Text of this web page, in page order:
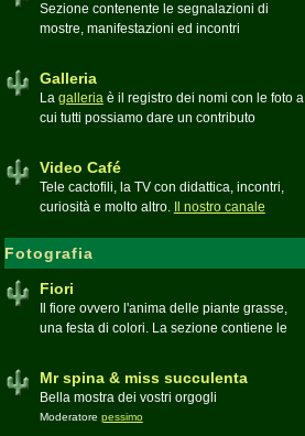
Sezione contenente le segnalazioni di
mostre, manifestazioni ed incontri
Galleria
La galleriaè il registro dei nomi con le foto a
cui tutti possiamo dare un contributo
spazio discutiamo SOLO di errori,
inesattezze, idee e altro inerenti l'argomento
Video Café
Tele cactofili, la TV con didattica, incontri,
curiosità e molto altro.
Il nostro canale
Fotografia
Fiori
Il fiore ovvero l'anima delle piante grasse,
una festa di colori. La sezione contiene le
Mr spina & miss succulenta
Bella mostra dei vostri orgogli
Moderatore pessimo